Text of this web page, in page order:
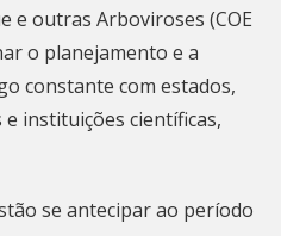
e outras Arboviroses (COE
o planejamento e a
constante com estados,
instituições científicas,
se antecipar ao período